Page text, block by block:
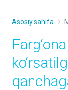
Asosiy sahifa